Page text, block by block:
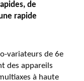
de
rapide
variateurs de 6e
des appareils
à haute